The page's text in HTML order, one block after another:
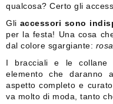
qualcosa? Certo gli
Gli accessori sono
per la festa! Una cosa
dal colore sgargiante:
I bracciali e le collane
elemento che daranno
aspetto completo e
va molto di moda, tanto